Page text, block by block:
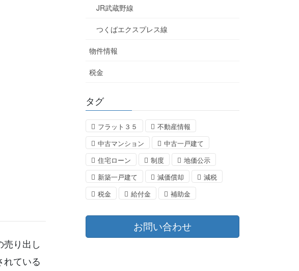
売り出し
れている
JR武蔵野線
つくばエクスプレス線
物件情報
税金
タグ
フラット３５
不動産情報
中古マンション
中古一戸建て
住宅ローン
制度
地価公示
新築一戸建て
減価償却
減税
税金
給付金 補助金
お問い合わせ